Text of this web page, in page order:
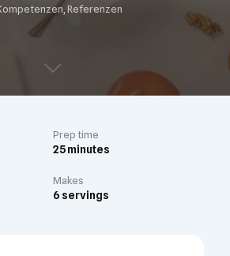
Referenzen
Prep time
25 minutes
Makes
6 servings